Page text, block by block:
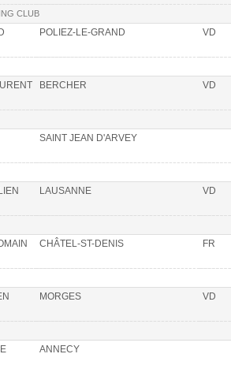
CLUB
POLIEZ-LE-GRAND VD
BERCHER VD
SAINT JEAN D'ARVEY
LAUSANNE VD
CHÂTEL-ST-DENIS FR
MORGES VD
ANNECY